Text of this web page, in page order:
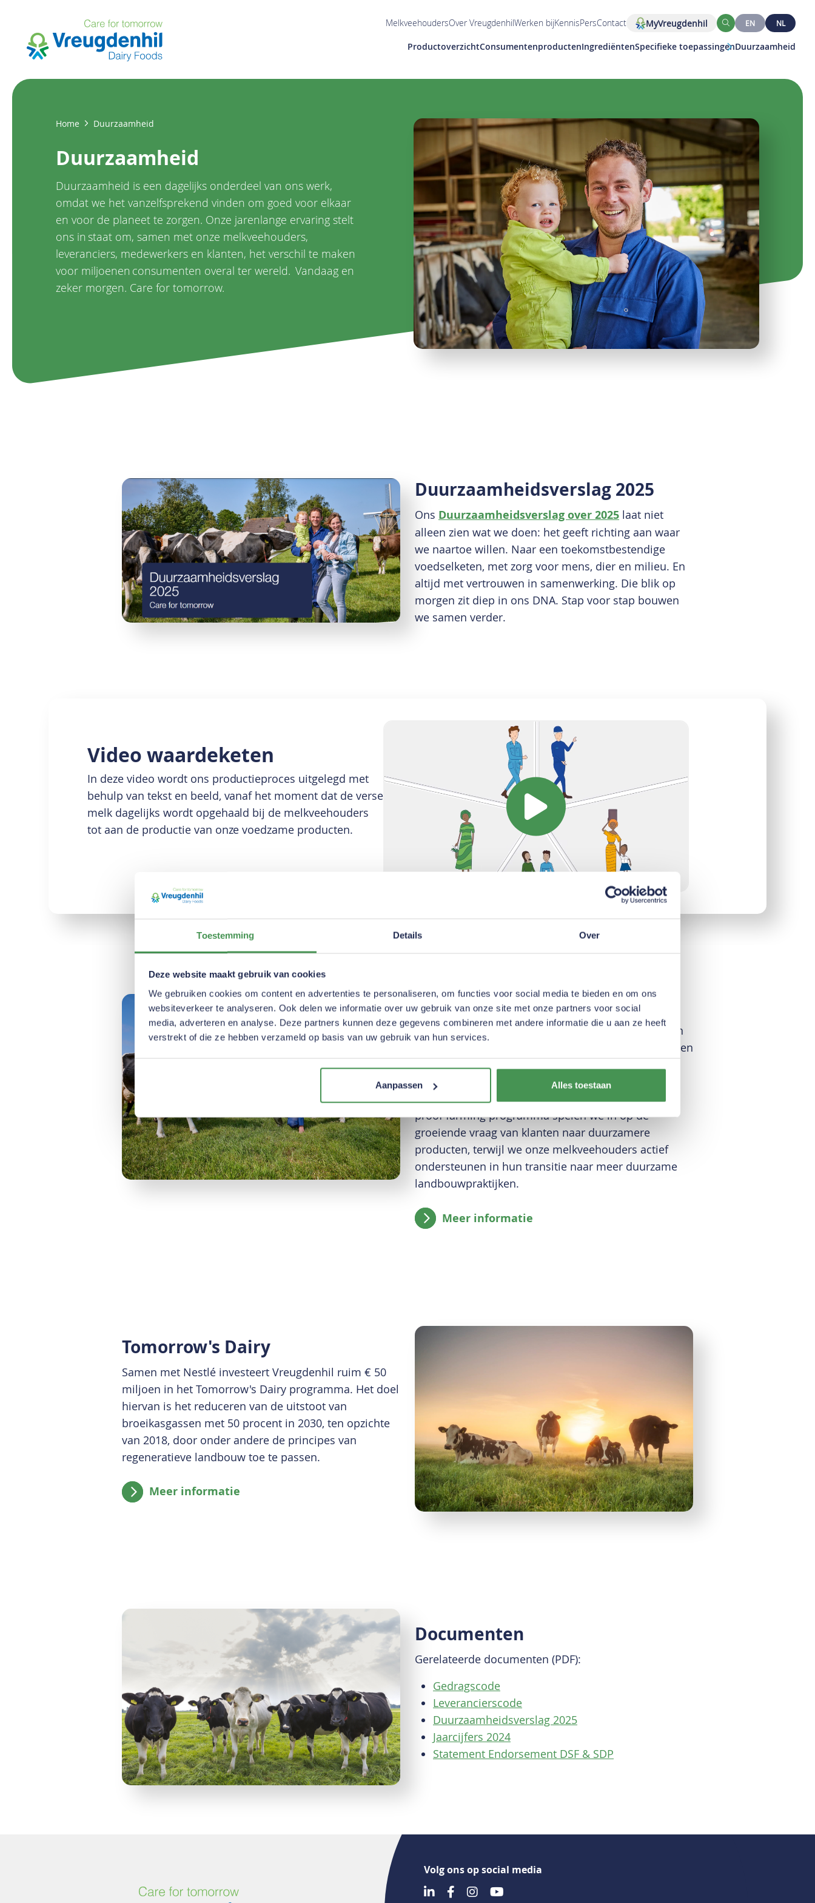
Toestemming Details Over
Deze website maakt gebruik van cookies
We gebruiken cookies om content en advertenties te personaliseren, om functies voor social media te bieden en om ons
websiteverkeer te analyseren. Ook delen we informatie over uw gebruik van onze site met onze partners voor social
media, adverteren en analyse. Deze partners kunnen deze gegevens combineren met andere informatie die u aan ze heeft
verstrekt of die ze hebben verzameld op basis van uw gebruik van hun services.
Aanpassen Alles toestaan
inhoud
Utilities
MelkveehoudersOver VreugdenhilWerken bijKennisPersContact MyVreugdenhil ZoekenEN NL
Main
ProductoverzichtConsumentenproductenIngrediëntenSpecifieke toepassingenDuurzaamheid
Kruimelpad
Home Duurzaamheid
Duurzaamheid
Duurzaamheid is een dagelijks onderdeel van ons werk,
omdat we het vanzelfsprekend vinden om goed voor elkaar
en voor de planeet te zorgen. Onze jarenlange ervaring stelt
ons in staat om, samen met onze melkveehouders,
leveranciers, medewerkers en klanten, het verschil te maken
voor miljoenen consumenten overal ter wereld. Vandaag en
zeker morgen. Care for tomorrow.
Duurzaamheidsverslag 2025
Ons Duurzaamheidsverslag over 2025 laat niet
alleen zien wat we doen: het geeft richting aan waar
we naartoe willen. Naar een toekomstbestendige
voedselketen, met zorg voor mens, dier en milieu. En
altijd met vertrouwen in samenwerking. Die blik op
morgen zit diep in ons DNA. Stap voor stap bouwen
we samen verder.
Video waardeketen
In deze video wordt ons productieproces uitgelegd met
behulp van tekst en beeld, vanaf het moment dat de verse
melk dagelijks wordt opgehaald bij de melkveehouders
tot aan de productie van onze voedzame producten.
Future-proof farming
Als Nederlandse producent van melkpoeders leveren
we vandaag de nutritionele producten en ingrediënten
van morgen. Daarom zet Vreugdenhil, samen met
partners in de keten, stappen richting een
toekomstbestendige zuivelsector. Met ons Future-
proof farming programma spelen we in op de
groeiende vraag van klanten naar duurzamere
producten, terwijl we onze melkveehouders actief
ondersteunen in hun transitie naar meer duurzame
landbouwpraktijken.
Meer informatie
Tomorrow's Dairy
Samen met Nestlé investeert Vreugdenhil ruim € 50
miljoen in het Tomorrow's Dairy programma. Het doel
hiervan is het reduceren van de uitstoot van
broeikasgassen met 50 procent in 2030, ten opzichte
van 2018, door onder andere de principes van
regeneratieve landbouw toe te passen.
Meer informatie
Documenten
Gerelateerde documenten (PDF):
Gedragscode
Leverancierscode
Duurzaamheidsverslag 2025
Jaarcijfers 2024
Statement Endorsement DSF & SDP
Volg ons op social media